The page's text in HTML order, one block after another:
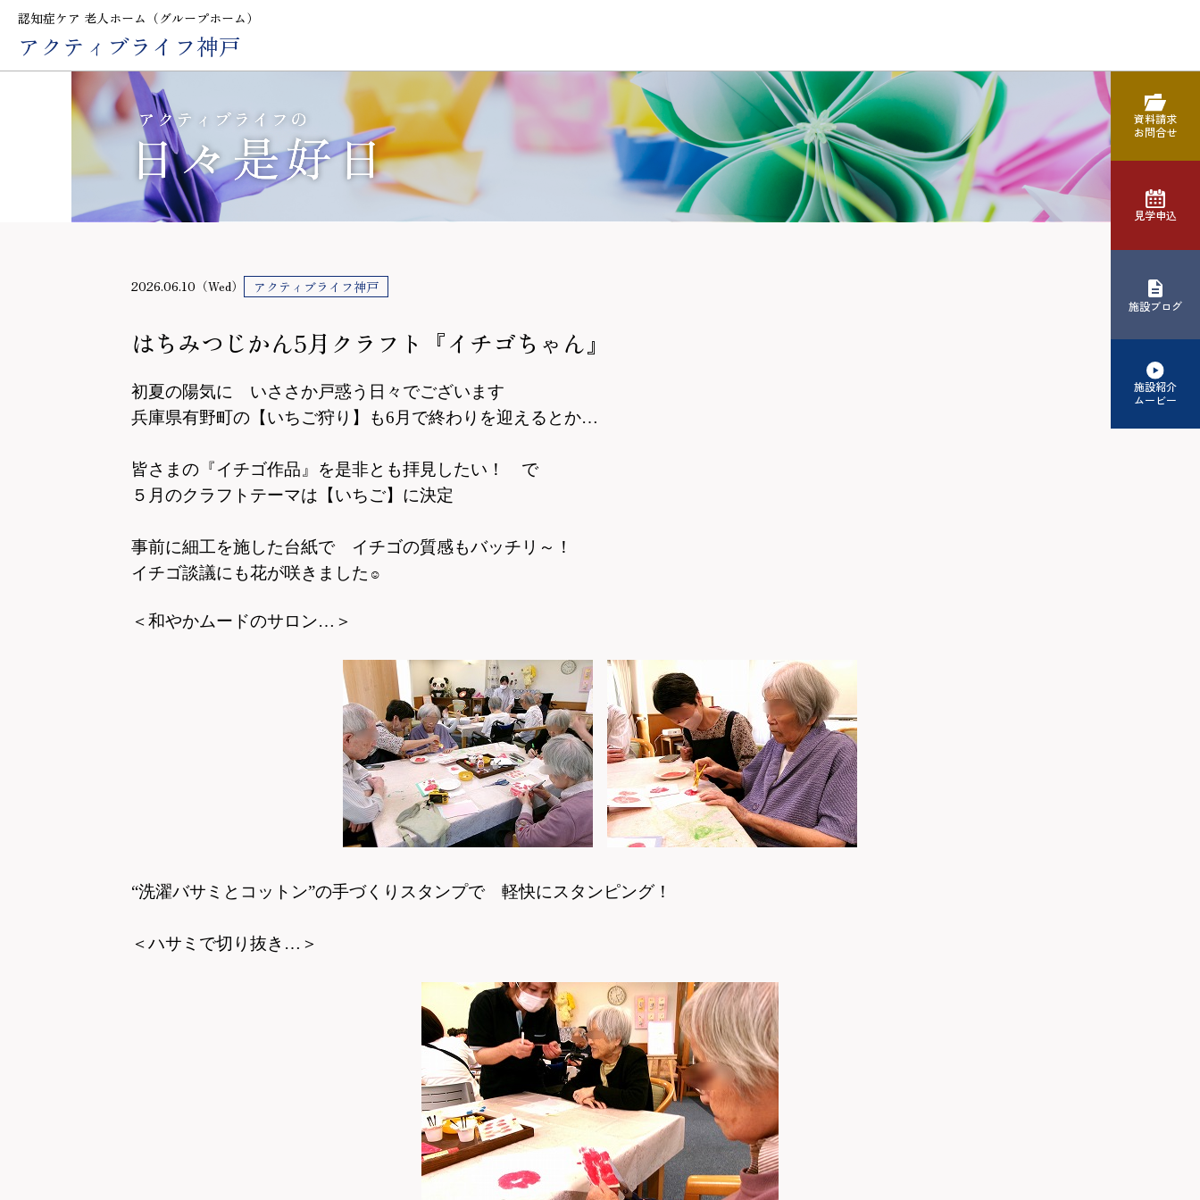
認知症ケア 老人ホーム（グループホーム）
アクティブライフ神戸
資料請求
お問合せ
見学申込
施設ブログ
施設紹介
ムービー
2026.06.10（Wed） アクティブライフ神戸
はちみつじかん5月クラフト『イチゴちゃん』
初夏の陽気に いささか戸惑う日々でございます
兵庫県有野町の【いちご狩り】も6月で終わりを迎えるとか…
皆さまの『イチゴ作品』を是非とも拝見したい！ で
５月のクラフトテーマは【いちご】に決定
事前に細工を施した台紙で イチゴの質感もバッチリ～！
イチゴ談議にも花が咲きました ☺
＜和やかムードのサロン…＞
“洗濯バサミとコットン”の手づくりスタンプで 軽快にスタンピング！
＜ハサミで切り抜き…＞